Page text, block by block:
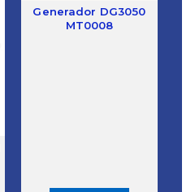
Generador DG3050
MT0008